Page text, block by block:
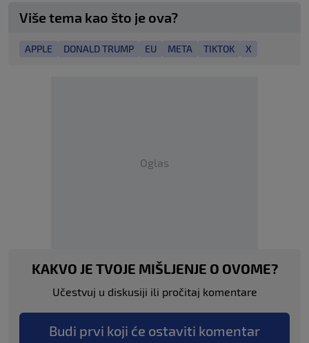
Više tema kao što je ova?
APPLE DONALD TRUMP EU META TIKTOK X
Oglas
KAKVO JE TVOJE MIŠLJENJE O OVOME?
Učestvuj u diskusiji ili pročitaj komentare
Budi prvi koji će ostaviti komentar